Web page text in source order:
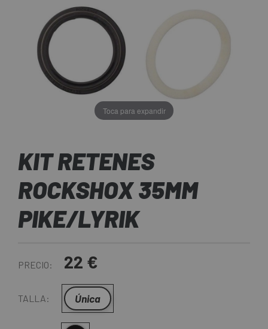
Toca para expandir
KIT RETENES
ROCKSHOX 35MM
PIKE/LYRIK
PRECIO: 22 €
TALLA: Única